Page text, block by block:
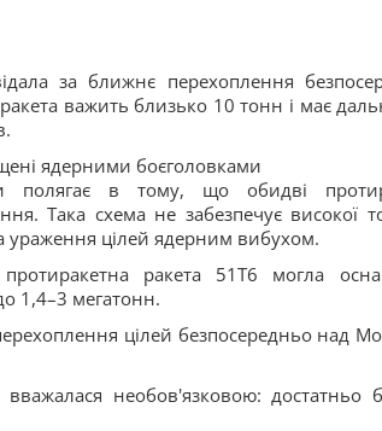
за ближнє перехоплення
важить близько 10 тонн і має
ядерними боєголовками
полягає в тому, що обидві
Така схема не забезпечує високої
ураження цілей ядерним вибухом.
ракета 51Т6 могла
1,4–3 мегатонн.
цілей безпосередньо над
необов'язковою: